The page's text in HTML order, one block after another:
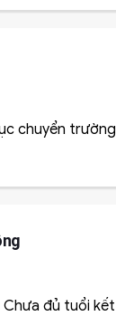
chuyển trường
đủ tuổi kết